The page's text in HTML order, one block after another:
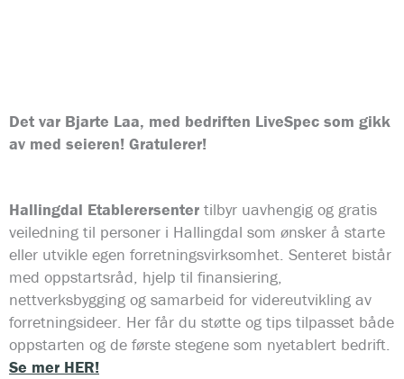
Det var Bjarte Laa, med bedriften LiveSpec som gikk
av med seieren! Gratulerer!
Hallingdal Etablerersenter tilbyr uavhengig og gratis
veiledning til personer i Hallingdal som ønsker å starte
eller utvikle egen forretningsvirksomhet. Senteret bistår
med oppstartsråd, hjelp til finansiering,
nettverksbygging og samarbeid for videreutvikling av
forretningsideer. Her får du støtte og tips tilpasset både
oppstarten og de første stegene som nyetablert bedrift.
Se mer HER!